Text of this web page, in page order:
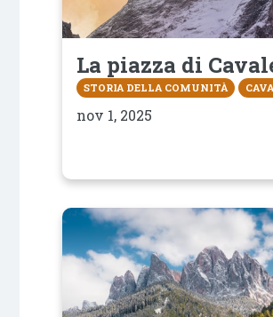
La piazza di
STORIA DELLA COMUNITÀ
nov 1, 2025